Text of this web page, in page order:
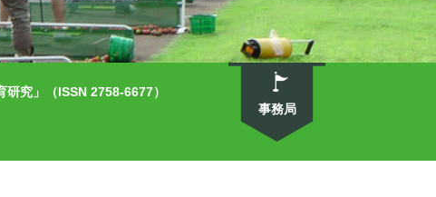
究」（ISSN 2758-6677）
事務局